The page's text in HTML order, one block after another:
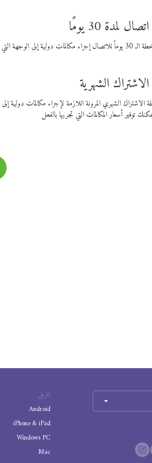
لمدة 30 يومًا
لمدة 30 يوماً بأسعار فايبر المنخفضة.
الشهرية
الاشتراك الشهري المرونة اللازمة لإجراء مكالمات
توفير أسعار المكالمات التي تجريها بالفعل
تنزيل
Android
iPhone & iPad
Windows PC
Mac